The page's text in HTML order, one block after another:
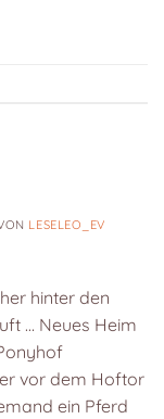
LESELEO_EV
hinter den
… Neues Heim
vor dem Hoftor
ein Pferd